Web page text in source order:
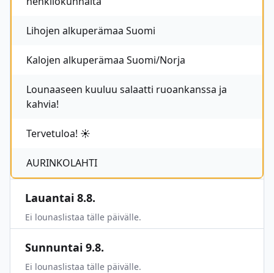
Lihojen alkuperämaa Suomi
Kalojen alkuperämaa Suomi/Norja
Lounaaseen kuuluu salaatti ruoankanssa ja
kahvia!
Tervetuloa! ☀️
AURINKOLAHTI
Lauantai 8.8.
Ei lounaslistaa tälle päivälle.
Sunnuntai 9.8.
Ei lounaslistaa tälle päivälle.